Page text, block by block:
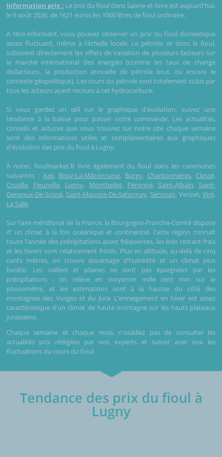
Information prix : Le prix du fioul dans Saone-et-loire est aujourd'hui,
le 9 août 2026, de 1621 euros les 1000 litres de fioul ordinaire.
A titre informatif, vous pouvez observer un prix du fioul domestique
assez fluctuant, même à l'échelle locale. Le pétrole, et donc le fioul,
subissent directement les effets de variation de plusieurs facteurs sur
le marché international des énergies (comme les taux de change
dollar/euro, la production annuelle de pétrole brut, ou encore le
contexte géopolitique). Les cours du pétrole sont totalement subis par
tous les acteurs ayant recours à cet hydrocarbure.
Si vous gardez un œil sur le graphique d'évolution, suivez une
tendance à la baisse pour passer votre commande. Les actualités,
conseils et astuces que vous trouvez sur notre site chaque semaine
sont des informations utiles et complémentaires aux graphiques
d'évolution des prix du fioul à Lugny.
À noter, fioulmarket.fr livre également du fioul dans les communes
suivantes : Azé, Bissy-La-Mâconnaise, Burgy, Charbonnières, Clessé,
Cruzille, Fleurville, Lugny, Montbellet, Péronne, Saint-Albain, Saint-
Gengoux-De-Scissé, Saint-Maurice-De-Satonnay, Senozan, Verizet, Viré,
La Salle.
Sur l'axe méridional de la France, la Bourgogne-Franche-Comté dispose
d’ un climat à la fois océanique et continental. Cette région connaît
toute l'année des précipitations assez fréquentes, les étés restant frais
et les hivers sont relativement froids. Plus en altitude, au-delà de cinq
cents mètres, on trouve davantage d'humidité et un climat plus
hositle. Les vallées et plaines ne sont pas épargnées par les
précipitations : on relève en moyenne mille cent mm sur le
pluviomètre, et les estimations sont à la hausse du côté des
montagnes des Vosges et du Jura. L'enneigement en hiver est assez
caractéristique d'un climat de haute montagne sur les hauts plateaux
jurassiens.
Chaque semaine et chaque mois, n'oubliez pas de consulter les
actualités prix rédigées par nos experts et suivez avec eux les
fluctuations du cours du fioul.
Tendance des prix du fioul à
Lugny